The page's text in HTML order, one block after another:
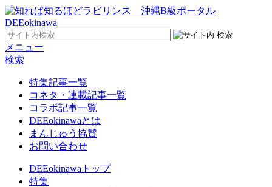
メニュー
検索
特集記事一覧
コネタ・連載記事一覧
コラボ記事一覧
DEEokinawaとは
まんじゅう協賛
お問い合わせ
DEEokinawaトップ
特集